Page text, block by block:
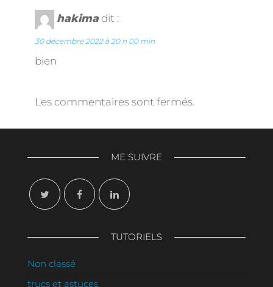
hakima dit :
30 décembre 2022 à 20 h 00 min
bien
Les commentaires sont fermés.
ME SUIVRE
TUTORIELS
Non classé
trucs et astuces